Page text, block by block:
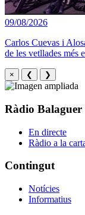
09/08/2026
Carlos Cuevas i
de les vetllades més
× ❮ ❯
Ràdio Balaguer
En directe
Ràdio a la
Contingut
Notícies
Informatius